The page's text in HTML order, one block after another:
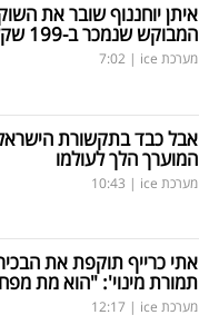
איתן יוחננוף שובר את
המבוקש שנמכר ב-199 שקל בלבד
מערכת ice |
7:02
אבל כבד בתקשורת
המוערך הלך לעולמו
מערכת ice |
10:43
אתי כרייף תוקפת את
תמורת מינוי': "הוא מת
מערכת ice |
12:17